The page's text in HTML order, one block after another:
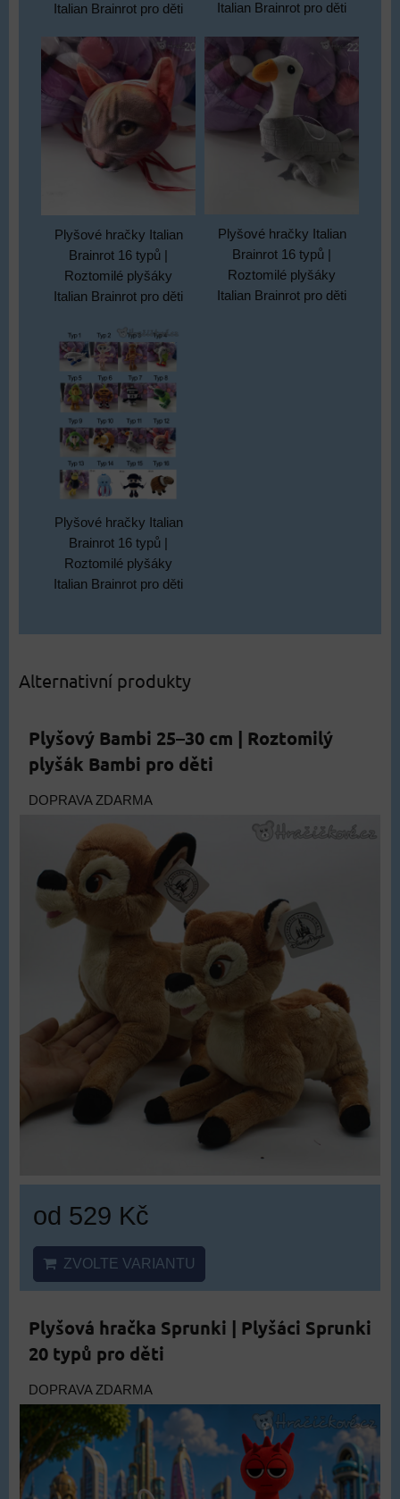
Italian Brainrot pro děti
Italian Brainrot pro děti
Plyšové hračky Italian
Brainrot 16 typů |
Roztomilé plyšáky
Italian Brainrot pro děti
Plyšové hračky Italian
Brainrot 16 typů |
Roztomilé plyšáky
Italian Brainrot pro děti
Plyšové hračky Italian
Brainrot 16 typů |
Roztomilé plyšáky
Italian Brainrot pro děti
Alternativní produkty
Plyšový Bambi 25–30 cm | Roztomilý
plyšák Bambi pro děti
DOPRAVA ZDARMA
od 529 Kč
ZVOLTE VARIANTU
Plyšová hračka Sprunki | Plyšáci Sprunki
20 typů pro děti
DOPRAVA ZDARMA